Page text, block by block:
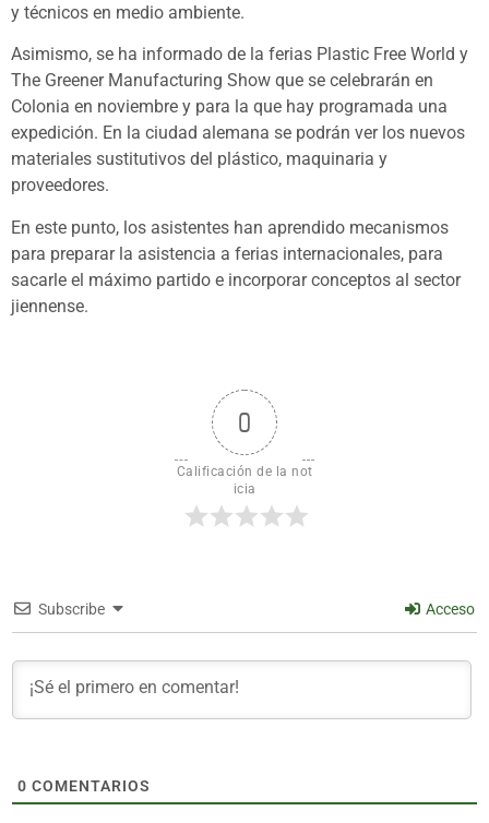
y técnicos en medio ambiente.
Asimismo, se ha informado de la ferias Plastic Free World y
The Greener Manufacturing Show que se celebrarán en
Colonia en noviembre y para la que hay programada una
expedición. En la ciudad alemana se podrán ver los nuevos
materiales sustitutivos del plástico, maquinaria y
proveedores.
En este punto, los asistentes han aprendido mecanismos
para preparar la asistencia a ferias internacionales, para
sacarle el máximo partido e incorporar conceptos al sector
jiennense.
0
Calificación de la not
icia
Subscribe Acceso
0 COMENTARIOS